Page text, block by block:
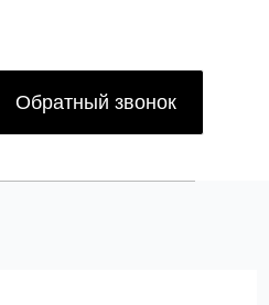
Обратный звонок